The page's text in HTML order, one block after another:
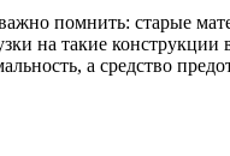
помнить: старые
на такие
а средство